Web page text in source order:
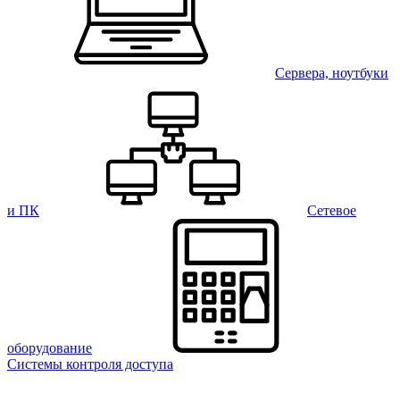
Сервера, ноутбуки
и ПК Сетевое
оборудование
Системы контроля доступа